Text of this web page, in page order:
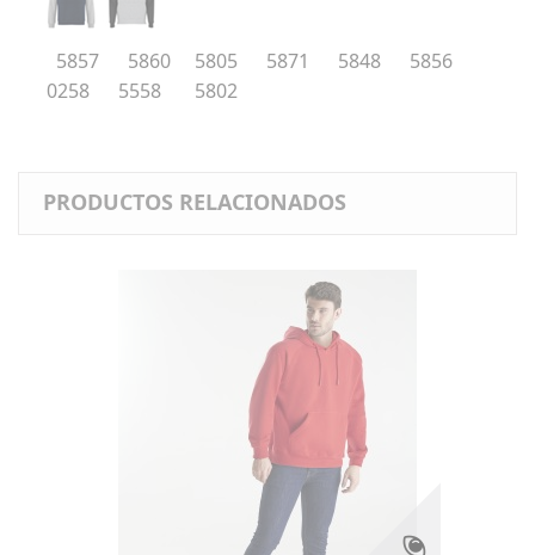
5857 5860 5805 5871 5848 5856
0258 5558 5802
PRODUCTOS RELACIONADOS